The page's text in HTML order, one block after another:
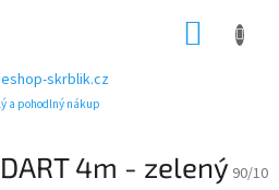
skrblik.cz
a pohodlný nákup
4m - zelený 90/10